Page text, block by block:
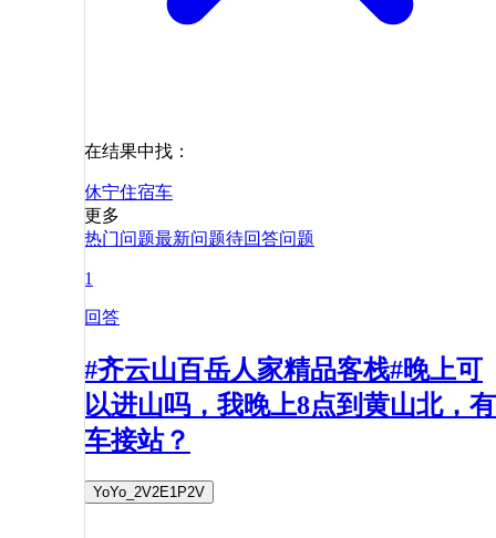
在结果中找：
休宁住宿车
更多
热门问题最新问题待回答问题
1
回答
#齐云山百岳人家精品客栈#晚上可
以进山吗，我晚上8点到黄山北，有
车接站？
YoYo_2V2E1P2V